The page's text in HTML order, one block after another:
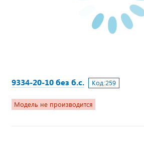
9334-20-10 без б.с. Код:259
Модель не производится